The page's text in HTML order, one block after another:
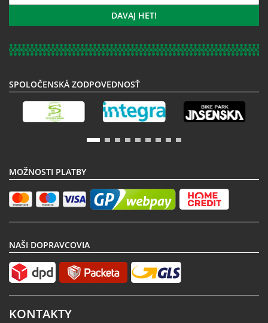
odberu
DAVAJ HET!
SPOLOČENSKÁ ZODPOVEDNOSŤ
MOŽNOSTI PLATBY
NAŠI DOPRAVCOVIA
KONTAKTY